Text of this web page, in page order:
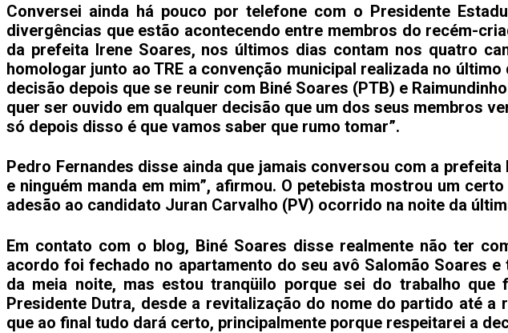
Conversei ainda há pouco por telefone com o Presidente
divergências que estão acontecendo entre membros do recém-
da prefeita Irene Soares, nos últimos dias contam nos quatro
homologar junto ao TRE a convenção municipal realizada no
decisão depois que se reunir com Biné Soares (PTB) e
quer ser ouvido em qualquer decisão que um dos seus membros
só depois disso é que vamos saber que rumo tomar”.
Pedro Fernandes disse ainda que jamais conversou com a
e ninguém manda em mim”, afirmou. O petebista mostrou um
adesão ao candidato Juran Carvalho (PV) ocorrido na noite da
Em contato com o blog, Biné Soares disse realmente não ter
acordo foi fechado no apartamento do seu avô Salomão Soares
da meia noite, mas estou tranqüilo porque sei do trabalho
Presidente Dutra, desde a revitalização do nome do partido até
que ao final tudo dará certo, principalmente porque respeitarei a